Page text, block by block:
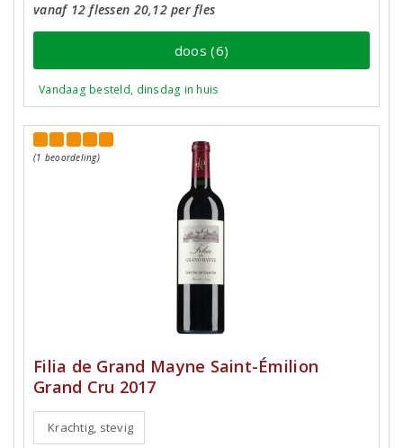
vanaf 12 flessen 20,12 per fles
doos (6)
Vandaag besteld, dinsdag in huis
(1 beoordeling)
Filia de Grand Mayne Saint-Émilion
Grand Cru 2017
Krachtig, stevig